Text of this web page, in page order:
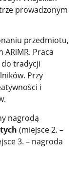
prowadzonym
przedmiotu,
Praca
do tradycji
Przy
i
nagrodą
(miejsce 2. –
3. – nagroda